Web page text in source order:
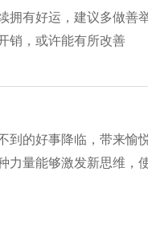
拥有好运，建议多做善
销，或许能有所改善
的好事降临，带来愉
量能够激发新思维，